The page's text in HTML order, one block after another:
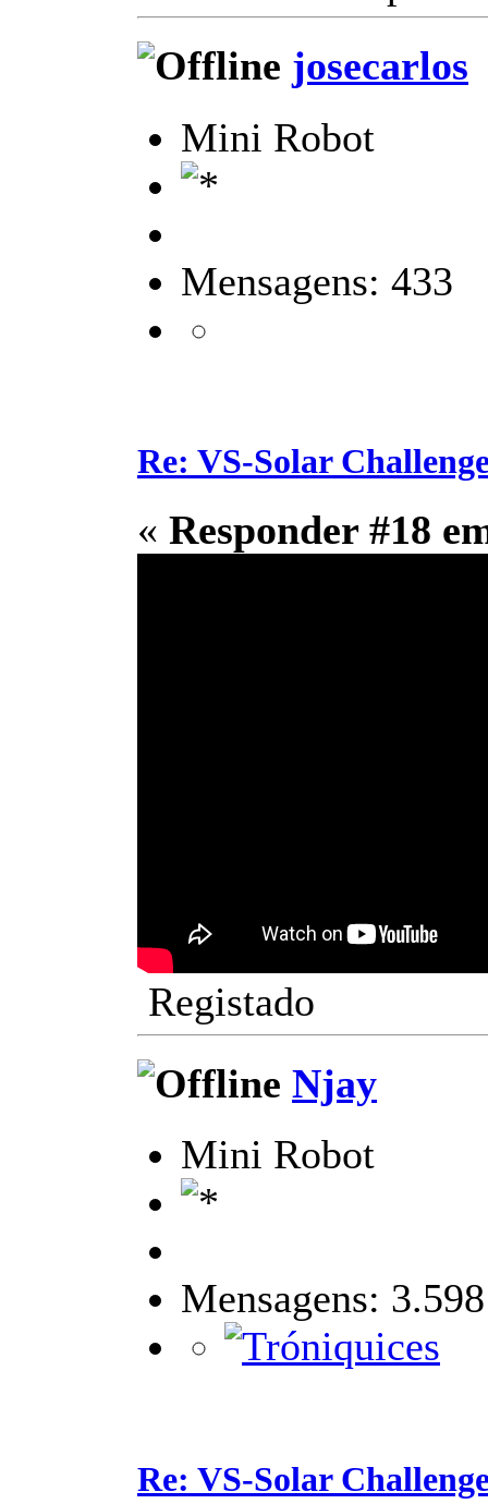
josecarlos
Mini Robot
Mensagens: 433
Re: VS-Solar
« Responder #18
Registado
Njay
Mini Robot
Mensagens: 3.598
Re: VS-Solar